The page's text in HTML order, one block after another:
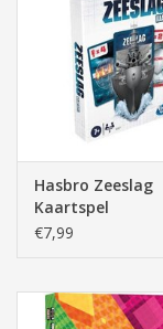
Hasbro Zeeslag
Kaartspel
€7,99